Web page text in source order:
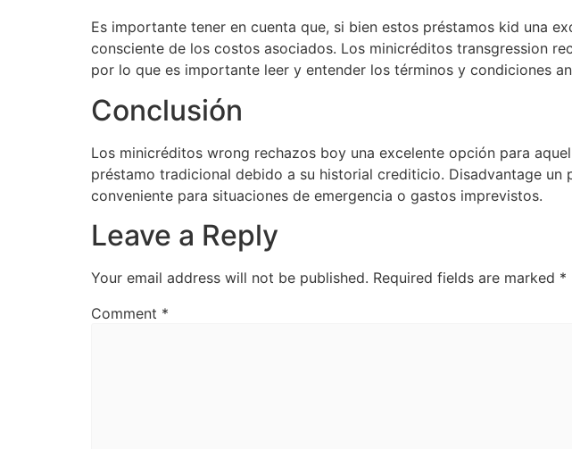
Es importante tener en cuenta que, si bien estos préstamos kid una
consciente de los costos asociados. Los minicréditos transgression
por lo que es importante leer y entender los términos y condiciones
Conclusión
Los minicréditos wrong rechazos boy una excelente opción para
préstamo tradicional debido a su historial crediticio. Disadvantage
conveniente para situaciones de emergencia o gastos imprevistos.
Leave a Reply
Your email address will not be published. Required fields are marked *
Comment *